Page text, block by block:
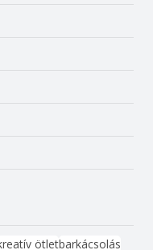
ötletbarkácsolás